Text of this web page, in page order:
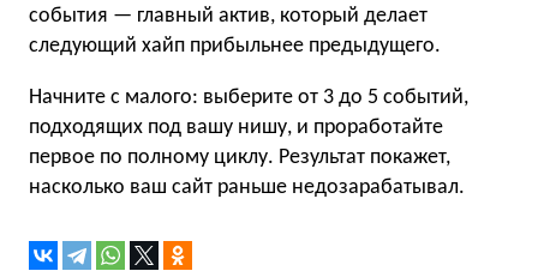
события — главный актив, который делает
следующий хайп прибыльнее предыдущего.
Начните с малого: выберите от 3 до 5 событий,
подходящих под вашу нишу, и проработайте
первое по полному циклу. Результат покажет,
насколько ваш сайт раньше недозарабатывал.